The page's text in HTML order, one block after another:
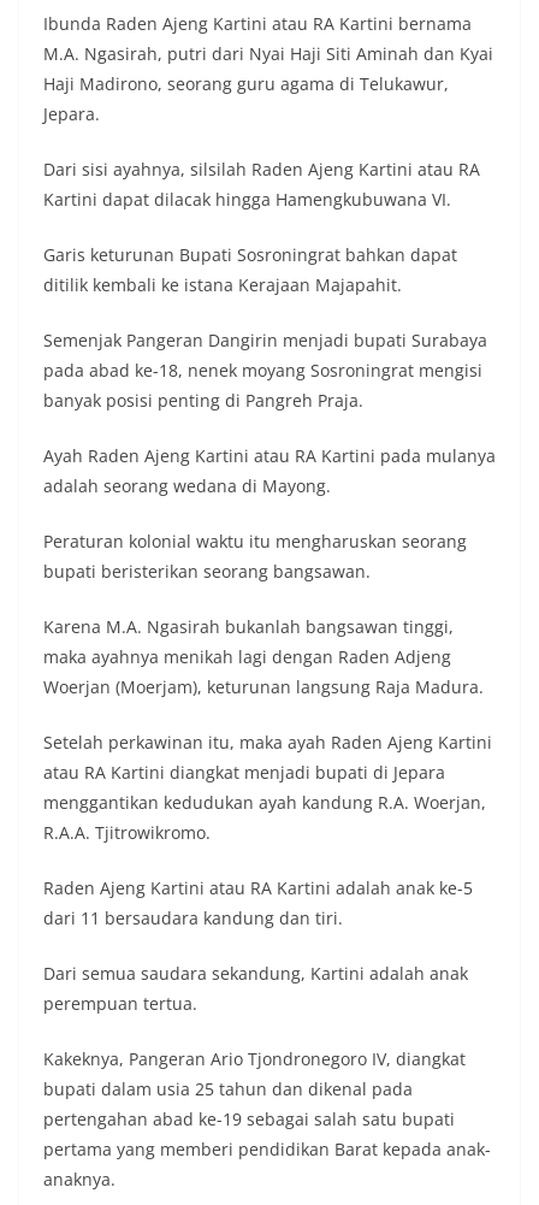
Ibunda Raden Ajeng Kartini atau RA Kartini bernama
M.A. Ngasirah, putri dari Nyai Haji Siti Aminah dan Kyai
Haji Madirono, seorang guru agama di Telukawur,
Jepara.
Dari sisi ayahnya, silsilah Raden Ajeng Kartini atau RA
Kartini dapat dilacak hingga Hamengkubuwana VI.
Garis keturunan Bupati Sosroningrat bahkan dapat
ditilik kembali ke istana Kerajaan Majapahit.
Semenjak Pangeran Dangirin menjadi bupati Surabaya
pada abad ke-18, nenek moyang Sosroningrat mengisi
banyak posisi penting di Pangreh Praja.
Ayah Raden Ajeng Kartini atau RA Kartini pada mulanya
adalah seorang wedana di Mayong.
Peraturan kolonial waktu itu mengharuskan seorang
bupati beristerikan seorang bangsawan.
Karena M.A. Ngasirah bukanlah bangsawan tinggi,
maka ayahnya menikah lagi dengan Raden Adjeng
Woerjan (Moerjam), keturunan langsung Raja Madura.
Setelah perkawinan itu, maka ayah Raden Ajeng Kartini
atau RA Kartini diangkat menjadi bupati di Jepara
menggantikan kedudukan ayah kandung R.A. Woerjan,
R.A.A. Tjitrowikromo.
Raden Ajeng Kartini atau RA Kartini adalah anak ke-5
dari 11 bersaudara kandung dan tiri.
Dari semua saudara sekandung, Kartini adalah anak
perempuan tertua.
Kakeknya, Pangeran Ario Tjondronegoro IV, diangkat
bupati dalam usia 25 tahun dan dikenal pada
pertengahan abad ke-19 sebagai salah satu bupati
pertama yang memberi pendidikan Barat kepada anak-
anaknya.